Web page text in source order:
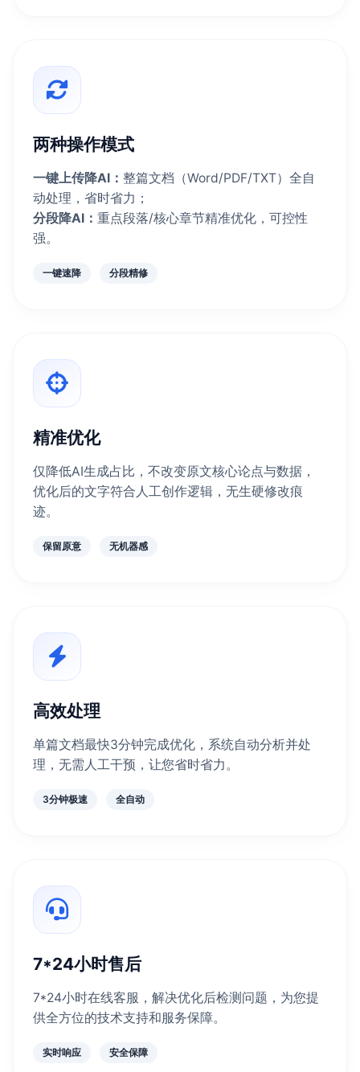
两种操作模式
一键上传降AI： 整篇文档（Word/PDF/TXT）全自
动处理，省时省力；
分段降AI： 重点段落/核心章节精准优化，可控性
强。
一键速降 分段精修
精准优化
仅降低AI生成占比，不改变原文核心论点与数据，
优化后的文字符合人工创作逻辑，无生硬修改痕
迹。
保留原意 无机器感
高效处理
单篇文档最快3分钟完成优化，系统自动分析并处
理，无需人工干预，让您省时省力。
3分钟极速 全自动
7*24小时售后
7*24小时在线客服，解决优化后检测问题，为您提
供全方位的技术支持和服务保障。
实时响应 安全保障